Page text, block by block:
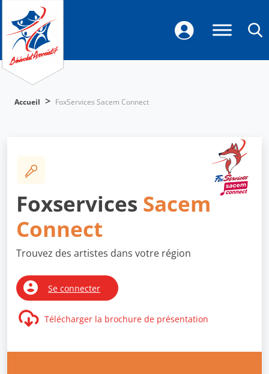
Accueil > FoxServices Sacem Connect
Foxservices Sacem
Connect
Trouvez des artistes dans votre région
Se connecter
Télécharger la brochure de présentation